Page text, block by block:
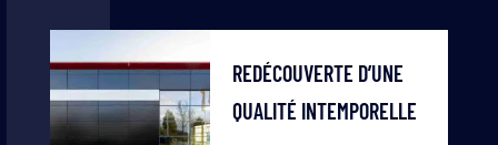
REDÉCOUVERTE D’UNE
QUALITÉ INTEMPORELLE